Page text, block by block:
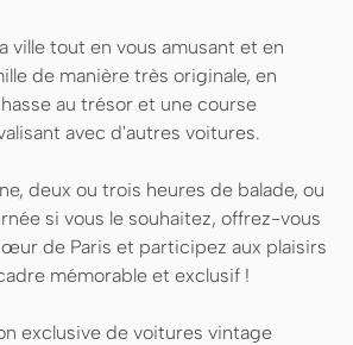
ville tout en vous amusant et en
de manière très originale, en
au trésor et une course
avec d'autres voitures.
deux ou trois heures de balade, ou
si vous le souhaitez, offrez-vous
de Paris et participez aux plaisirs
mémorable et exclusif !
exclusive de voitures vintage